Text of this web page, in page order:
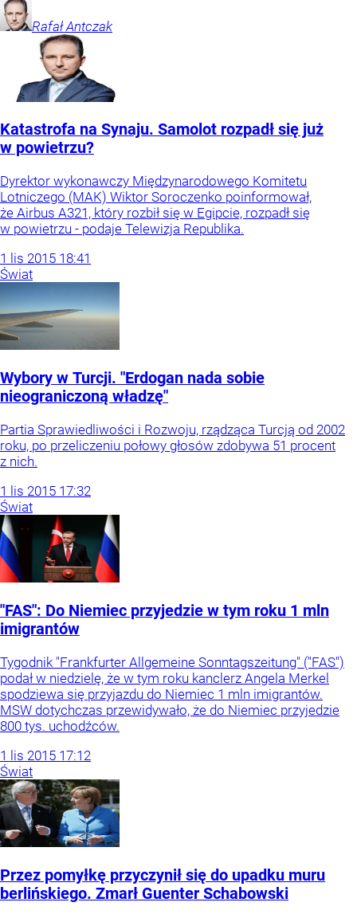
Rafał Antczak
Katastrofa na Synaju. Samolot rozpadł się już
w powietrzu?
Dyrektor wykonawczy Międzynarodowego Komitetu
Lotniczego (MAK) Wiktor Soroczenko poinformował,
że Airbus A321, który rozbił się w Egipcie, rozpadł się
w powietrzu - podaje Telewizja Republika.
1 lis 2015 18:41
Świat
Wybory w Turcji. "Erdogan nada sobie
nieograniczoną władzę"
Partia Sprawiedliwości i Rozwoju, rządząca Turcją od 2002
roku, po przeliczeniu połowy głosów zdobywa 51 procent
z nich.
1 lis 2015 17:32
Świat
"FAS": Do Niemiec przyjedzie w tym roku 1 mln
imigrantów
Tygodnik "Frankfurter Allgemeine Sonntagszeitung" ("FAS")
podał w niedzielę, że w tym roku kanclerz Angela Merkel
spodziewa się przyjazdu do Niemiec 1 mln imigrantów.
MSW dotychczas przewidywało, że do Niemiec przyjedzie
800 tys. uchodźców.
1 lis 2015 17:12
Świat
Przez pomyłkę przyczynił się do upadku muru
berlińskiego. Zmarł Guenter Schabowski